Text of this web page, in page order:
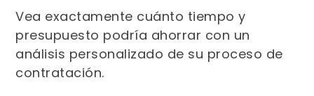
Vea exactamente cuánto tiempo y
presupuesto podría ahorrar con un
análisis personalizado de su proceso de
contratación.